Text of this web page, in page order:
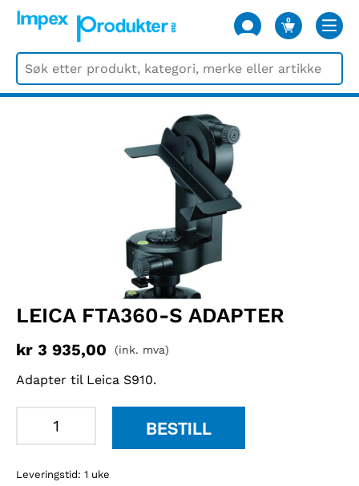
0
VARER
LEICA FTA360-S ADAPTER
kr 3 935,00 (ink. mva)
Adapter til Leica S910.
adapter
BESTILL
Leveringstid: 1 uke